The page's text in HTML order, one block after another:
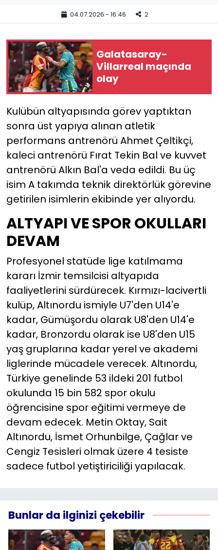
04.07.2026 - 16:46 2
Galatasaray-
Villarreal maçında
olay
Kulübün altyapısında görev yaptıktan
sonra üst yapıya alınan atletik
performans antrenörü Ahmet Çeltikçi,
kaleci antrenörü Fırat Tekin Bal ve kuvvet
antrenörü Alkın Bal'a veda edildi. Bu üç
isim A takımda teknik direktörlük görevine
getirilen isimlerin ekibinde yer alıyordu.
ALTYAPI VE SPOR OKULLARI
DEVAM
Profesyonel statüde lige katılmama
kararı İzmir temsilcisi altyapıda
faaliyetlerini sürdürecek. Kırmızı-lacivertli
kulüp, Altınordu ismiyle U7'den U14'e
kadar, Gümüşordu olarak U8'den U14'e
kadar, Bronzordu olarak ise U8'den U15
yaş gruplarına kadar yerel ve akademi
liglerinde mücadele verecek. Altınordu,
Türkiye genelinde 53 ildeki 201 futbol
okulunda 15 bin 582 spor okulu
öğrencisine spor eğitimi vermeye de
devam edecek. Metin Oktay, Sait
Altınordu, İsmet Orhunbilge, Çağlar ve
Cengiz Tesisleri olmak üzere 4 tesiste
sadece futbol yetiştiriciliği yapılacak.
Bunlar da ilginizi çekebilir
TEKNOLOJİ
Yaşam
YEREL POLİTİKA
YEREL YÖNETİMLER
Yurt